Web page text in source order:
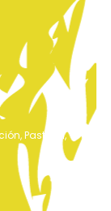
,Pastoral,